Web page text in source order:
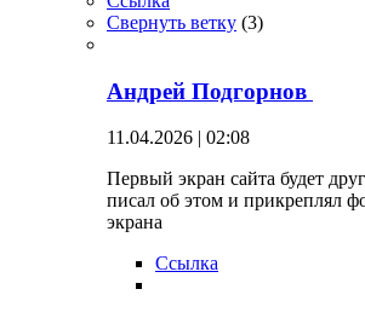
Свернуть ветку (3)
Андрей Подгорнов
11.04.2026 | 02:08
Первый экран сайта будет
писал об этом и прикреплял
экрана
Ссылка